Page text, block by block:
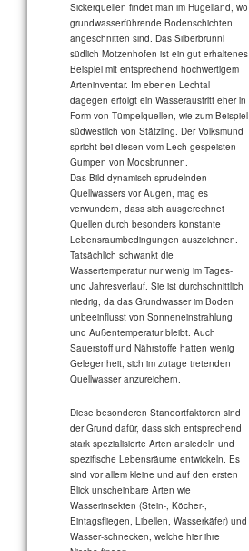
Sickerquellen findet man im Hügelland, wo
grundwasserführende Bodenschichten
angeschnitten sind. Das Silberbrünnl
südlich Motzenhofen ist ein gut erhaltenes
Beispiel mit entsprechend hochwertigem
Arteninventar. Im ebenen Lechtal
dagegen erfolgt ein Wasseraustritt eher in
Form von Tümpelquellen, wie zum Beispiel
südwestlich von Stätzling. Der Volksmund
spricht bei diesen vom Lech gespeisten
Gumpen von Moosbrunnen.
Das Bild dynamisch sprudelnden
Quellwassers vor Augen, mag es
verwundern, dass sich ausgerechnet
Quellen durch besonders konstante
Lebensraumbedingungen auszeichnen.
Tatsächlich schwankt die
Wassertemperatur nur wenig im Tages-
und Jahresverlauf. Sie ist durchschnittlich
niedrig, da das Grundwasser im Boden
unbeeinflusst von Sonneneinstrahlung
und Außentemperatur bleibt. Auch
Sauerstoff und Nährstoffe hatten wenig
Gelegenheit, sich im zutage tretenden
Quellwasser anzureichern.
Diese besonderen Standortfaktoren sind
der Grund dafür, dass sich entsprechend
stark spezialisierte Arten ansiedeln und
spezifische Lebensräume entwickeln. Es
sind vor allem kleine und auf den ersten
Blick unscheinbare Arten wie
Wasserinsekten (Stein-, Köcher-,
Eintagsfliegen, Libellen, Wasserkäfer) und
Wasser-schnecken, welche hier ihre